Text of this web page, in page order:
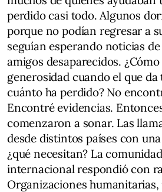
perdido casi todo. Algunos
porque no podían regresar a
seguían esperando noticias
amigos desaparecidos.
generosidad cuando el que da
cuánto ha perdido? No
Encontré evidencias.
comenzaron a sonar. Las
desde distintos países con
¿qué necesitan? La
internacional respondió con
Organizaciones humanitarias,